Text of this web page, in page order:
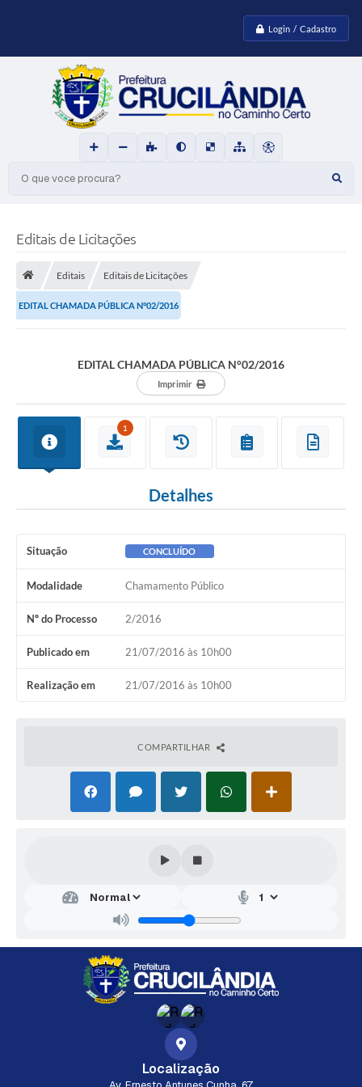
Login / Cadastro
O que voce procura?
Editais de Licitações
Editais Editais de Licitações
EDITAL CHAMADA PÚBLICA N°02/2016
EDITAL CHAMADA PÚBLICA N°02/2016
Imprimir
1
Detalhes
Situação CONCLUÍDO
Modalidade Chamamento Público
Nº do Processo 2/2016
Publicado em 21/07/2016 às 10h00
Realização em 21/07/2016 às 10h00
COMPARTILHAR
Localização